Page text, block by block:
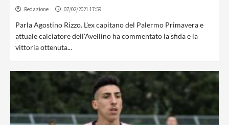
Redazione 07/02/2021 17:59
Parla Agostino Rizzo. L'ex capitano del Palermo Primavera e
attuale calciatore dell'Avellino ha commentato la sfida e la
vittoria ottenuta...